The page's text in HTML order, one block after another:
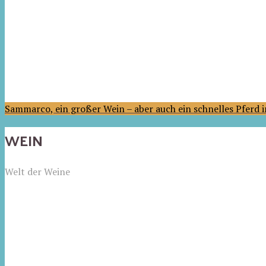
Sammarco, ein großer Wein – aber auch ein schnelles Pferd
WEIN
Welt der Weine